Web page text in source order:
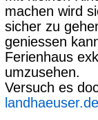
machen wird
sicher zu
geniessen
Ferienhaus
umzusehen.
Versuch es
landhaeuser.de